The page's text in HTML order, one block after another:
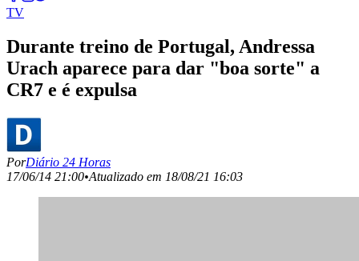
TV
Durante treino de Portugal, Andressa
Urach aparece para dar "boa sorte" a
CR7 e é expulsa
PorDiário 24 Horas
17/06/14 21:00•Atualizado em 18/08/21 16:03